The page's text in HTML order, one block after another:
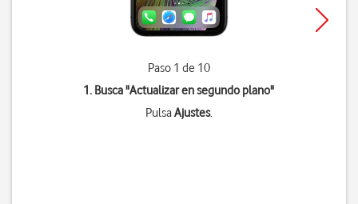
Paso 1 de 10
1. Busca "Actualizar en segundo plano"
PulsaAjustes.